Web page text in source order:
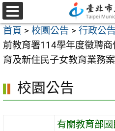
跳
至
主
要
內
區
選
單
首頁 > 校園公告 > 行政公告
前教育署114學年度徵聘
育及新住民子女教育業務
校園公告
有關教育部